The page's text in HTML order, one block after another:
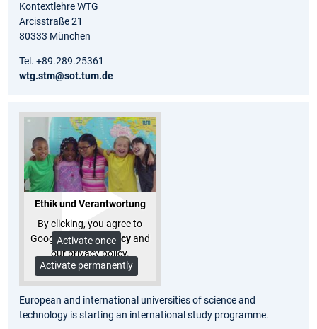
Kontextlehre WTG
Arcisstraße 21
80333 München
Tel. +89.289.25361
wtg.stm@sot.tum.de
Ethik und Verantwortung
By clicking, you agree to
Google'sprivacy policyand
our privacy policy.
More Info
Activate once
Activate permanently
European and international universities of science and
technology is starting an international study programme.